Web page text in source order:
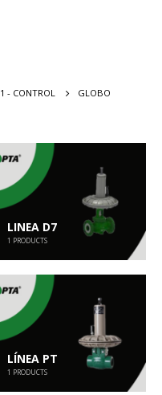
1 - CONTROL GLOBO
LINEA D7
1 PRODUCTS
LÍNEA PT
1 PRODUCTS